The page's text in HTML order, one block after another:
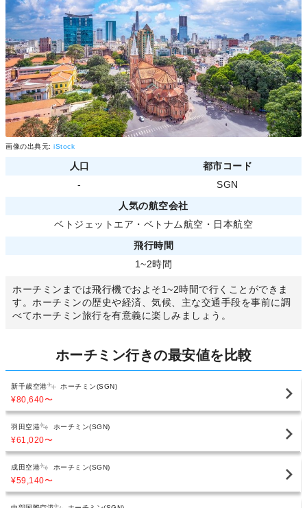
画像の出典元: iStock
人口
都市コード
-
SGN
人気の航空会社
ベトジェットエア ・ ベトナム航空 ・ 日本航空
飛行時間
1~2時間
ホーチミンまでは飛行機でおよそ1~2時間で行くことができま
す。ホーチミンの歴史や経済、気候、主な交通手段を事前に調
べてホーチミン旅行を有意義に楽しみましょう。
ホーチミン行きの最安値を比較
新千歳空港 ホーチミン(SGN)
¥80,640〜
羽田空港 ホーチミン(SGN)
¥61,020〜
成田空港 ホーチミン(SGN)
¥59,140〜